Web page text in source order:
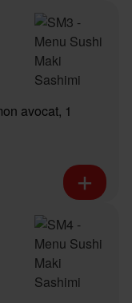
avocat, 1